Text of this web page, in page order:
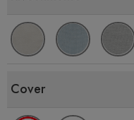
Cover